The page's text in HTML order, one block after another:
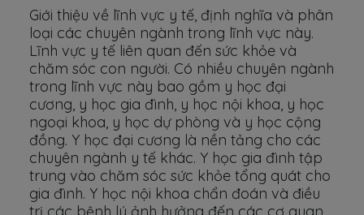
Giới thiệu về lĩnh vực y tế, định nghĩa và phân
loại các chuyên ngành trong lĩnh vực này.
Lĩnh vực y tế liên quan đến sức khỏe và
chăm sóc con người. Có nhiều chuyên ngành
trong lĩnh vực này bao gồm y học đại
cương, y học gia đình, y học nội khoa, y học
ngoại khoa, y học dự phòng và y học cộng
đồng. Y học đại cương là nền tảng cho các
chuyên ngành y tế khác. Y học gia đình tập
trung vào chăm sóc sức khỏe tổng quát cho
gia đình. Y học nội khoa chẩn đoán và điều